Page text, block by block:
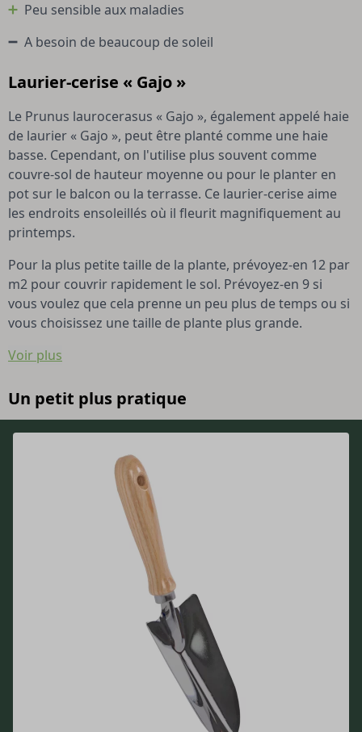
Laurier-cerise « Gajo »
Le Prunus laurocerasus « Gajo », également appelé haie
de laurier « Gajo », peut être planté comme une haie
basse. Cependant, on l'utilise plus souvent comme
couvre-sol de hauteur moyenne ou pour le planter en
pot sur le balcon ou la terrasse. Ce laurier-cerise aime
les endroits ensoleillés où il fleurit magnifiquement au
printemps.
Pour la plus petite taille de la plante, prévoyez-en 12 par
m2 pour couvrir rapidement le sol. Prévoyez-en 9 si
vous voulez que cela prenne un peu plus de temps ou si
vous choisissez une taille de plante plus grande.
Voir plus
Peu sensible aux maladies
A besoin de beaucoup de soleil
Un petit plus pratique